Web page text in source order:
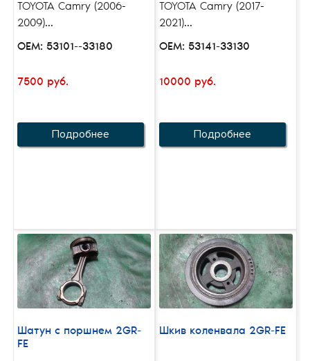
TOYOTA Camry (2006-
2009)...
OEM: 53101--33180
7500 руб.
Подробнее
TOYOTA Camry (2017-
2021)...
OEM: 53141-33130
10000 руб.
Подробнее
Шатун с поршнем 2GR-
FE
Шкив коленвала 2GR-FE